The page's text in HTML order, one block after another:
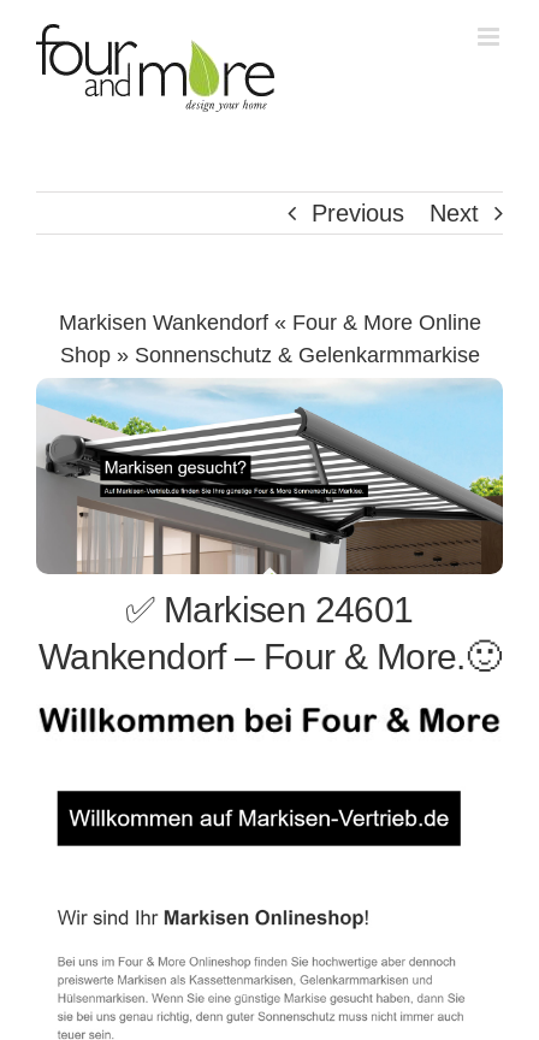
Previous Next
Markisen Wankendorf « Four & More Online
Shop » Sonnenschutz & Gelenkarmmarkise
✅ Markisen 24601
Wankendorf – Four & More.🙂